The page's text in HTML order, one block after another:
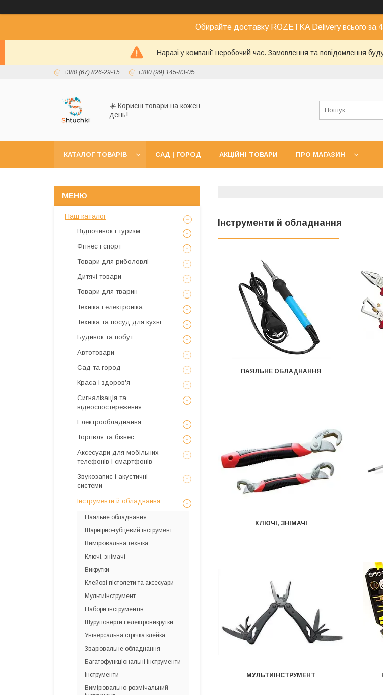
Обирайте доставку ROZETKA Delivery всього за
Наразі у компанії неробочий час. Замовлення та повідомлення
+380 (67) 826-29-15 +380 (99) 145-83-05
☀️ Корисні товари на кожен
день!
КАТАЛОГ ТОВАРІВ САД | ГОРОД АКЦІЙНІ ТОВАРИ ПРО МАГАЗИН
Інструменти й обладнання
ПАЯЛЬНЕ ОБЛАДНАННЯ
КЛЮЧІ, ЗНІМАЧІ
МУЛЬТИІНСТРУМЕНТ
Наш каталог
Відпочинок і туризм
Фітнес і спорт
Товари для риболовлі
Дитячі товари
Товари для тварин
Техніка і електроніка
Техніка та посуд для кухні
Будинок та побут
Автотовари
Сад та город
Краса і здоров'я
Сигналізація та
відеоспостереження
Електрообладнання
Торгівля та бізнес
Аксесуари для мобільних
телефонів і смартфонів
Звукозапис і акустичні
системи
Інструменти й обладнання
Паяльне обладнання
Шарнірно-губцевий інструмент
Вимірювальна техніка
Ключі, знімачі
Викрутки
Клейові пістолети та аксесуари
Мультиінструмент
Набори інструментів
Шуруповерти і електровикрутки
Універсальна стрічка клейка
Зварювальне обладнання
Багатофункціональні інструменти
Інструменти
Вимірювально-розмічальний